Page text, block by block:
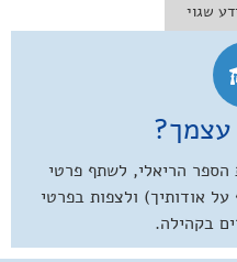
שגוי
הריאלי, לשתף פרטי
אודותיך) ולצפות בפרטי
בקהילה.